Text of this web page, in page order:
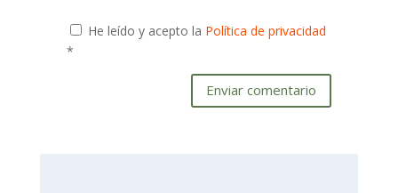
He leído y acepto la Política de privacidad
*
Enviar comentario